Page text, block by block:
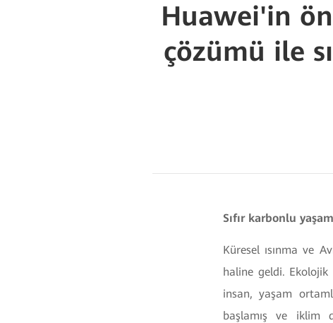
Huawei'in
çözümü ile
Sıfır karbonlu
Küresel ısınma ve
haline geldi. Ekolojik
insan, yaşam
başlamış ve iklim